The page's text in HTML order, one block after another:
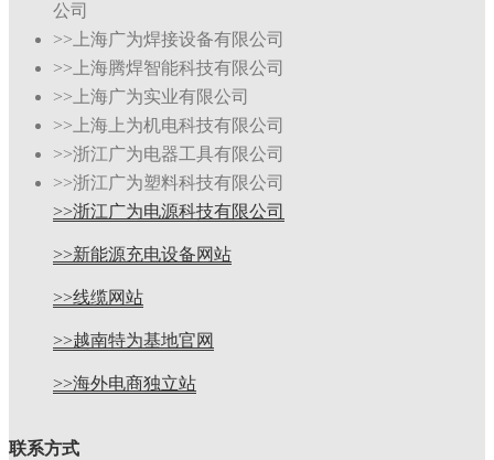
公司
>>上海广为焊接设备有限公司
>>上海腾焊智能科技有限公司
>>上海广为实业有限公司
>>上海上为机电科技有限公司
>>浙江广为电器工具有限公司
>>浙江广为塑料科技有限公司
>>浙江广为电源科技有限公司
>>新能源充电设备网站
>>线缆网站
>>越南特为基地官网
>>海外电商独立站
联系方式